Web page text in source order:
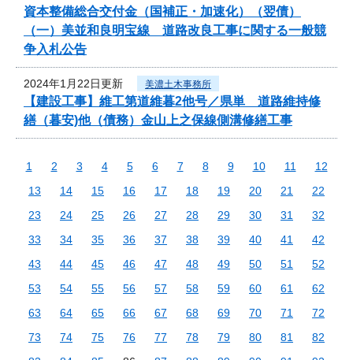
資本整備総合交付金（国補正・加速化）（翌債）
（一）美並和良明宝線 道路改良工事に関する一般競
争入札公告
2024年1月22日更新 美濃土木事務所
【建設工事】維工第道維暮2他号／県単 道路維持修
繕（暮安)他（債務）金山上之保線側溝修繕工事
1 2 3 4 5 6 7 8 9 10 11
12
13
14 15 16 17 18 19 20 21
22
23
24 25 26 27 28 29 30 31
32
33
34 35 36 37 38 39 40 41
42
43
44 45 46 47 48 49 50 51
52
53
54 55 56 57 58 59 60 61
62
63
64 65 66 67 68 69 70 71
72
73
74 75 76 77 78 79 80 81
82